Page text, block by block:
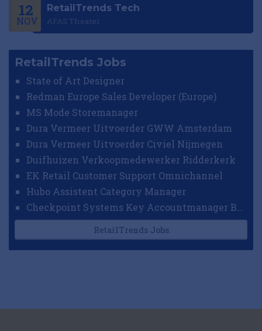
12
NOV
RetailTrends Tech
AFAS Theater
RetailTrends Jobs
State of Art Designer
Redman Europe Sales Developer (Europe)
MS Mode Storemanager
Dura Vermeer Uitvoerder GWW Amsterdam
Dura Vermeer Uitvoerder Civiel Nijmegen
Duifhuizen Verkoopmedewerker Ridderkerk
EK Retail Customer Support Omnichannel
Hubo Assistent Category Manager
Checkpoint Systems Key Accountmanager Benelux
RetailTrends Jobs